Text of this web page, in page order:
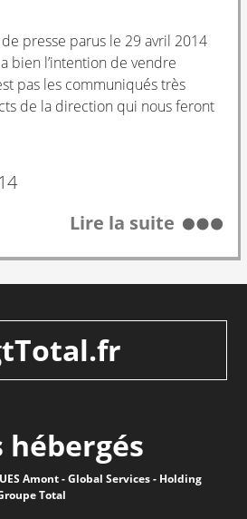
presse parus le 29 avril 2014
bien l’intention de vendre
pas les communiqués très
de la direction qui nous feront
Lire la suite
hébergés
Amont - Global Services - Holding
Total